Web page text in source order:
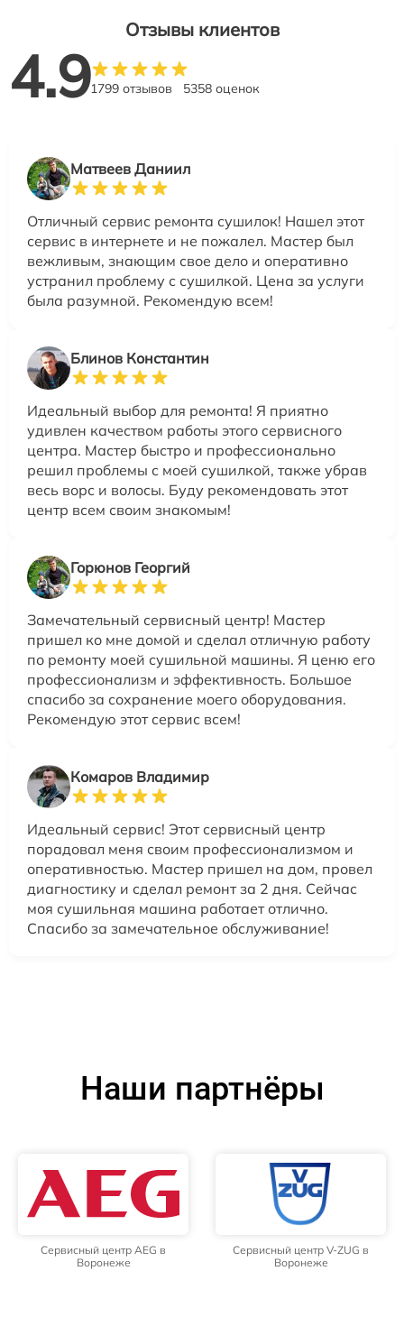
Отзывы клиентов
4.91799 отзывов 5358 оценок
Матвеев Даниил
Отличный сервис ремонта сушилок! Нашел этот
сервис в интернете и не пожалел. Мастер был
вежливым, знающим свое дело и оперативно
устранил проблему с сушилкой. Цена за услуги
была разумной. Рекомендую всем!
Блинов Константин
Идеальный выбор для ремонта! Я приятно
удивлен качеством работы этого сервисного
центра. Мастер быстро и профессионально
решил проблемы с моей сушилкой, также убрав
весь ворс и волосы. Буду рекомендовать этот
центр всем своим знакомым!
Горюнов Георгий
Замечательный сервисный центр! Мастер
пришел ко мне домой и сделал отличную работу
по ремонту моей сушильной машины. Я ценю его
профессионализм и эффективность. Большое
спасибо за сохранение моего оборудования.
Рекомендую этот сервис всем!
Комаров Владимир
Идеальный сервис! Этот сервисный центр
порадовал меня своим профессионализмом и
оперативностью. Мастер пришел на дом, провел
диагностику и сделал ремонт за 2 дня. Сейчас
моя сушильная машина работает отлично.
Спасибо за замечательное обслуживание!
Наши партнёры
Сервисный центр AEG в
Воронеже
Сервисный центр V-ZUG в
Воронеже